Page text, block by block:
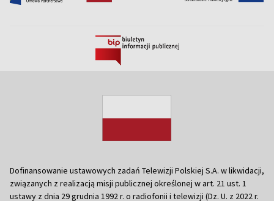
Dofinansowanie ustawowych zadań Telewizji Polskiej S.A. w likwidacji,
związanych z realizacją misji publicznej określonej w art. 21 ust. 1
ustawy z dnia 29 grudnia 1992 r. o radiofonii i telewizji (Dz. U. z 2022 r.